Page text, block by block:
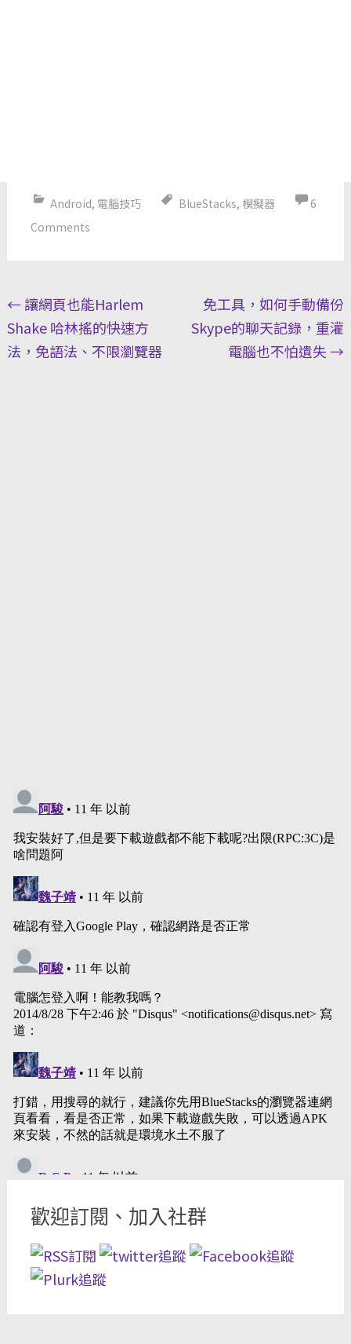
Android, 電腦技巧 BlueStacks, 模擬器
6
Comments
Post
navigation
←讓網頁也能Harlem
Shake 哈林搖的快速方
法，免語法、不限瀏覽器
免工具，如何手動備份
Skype的聊天記錄，重灌
電腦也不怕遺失→
歡迎訂閱、加入社群